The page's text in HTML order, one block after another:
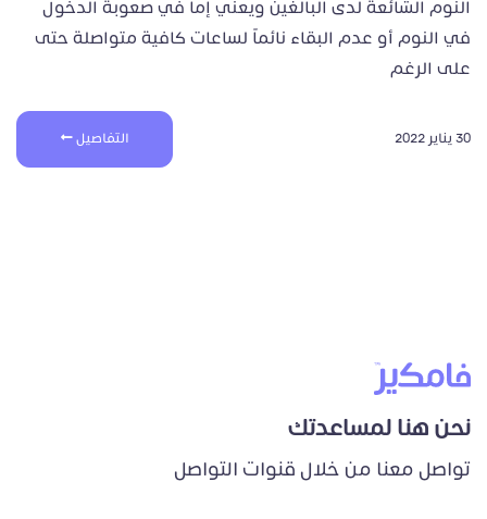
النوم الشائعة لدى البالغين ويعني إما في صعوبة الدخول
في النوم أو عدم البقاء نائماً لساعات كافية متواصلة حتى
على الرغم
30 يناير 2022 التفاصيل
نحن هنا لمساعدتك
تواصل معنا من خلال قنوات التواصل